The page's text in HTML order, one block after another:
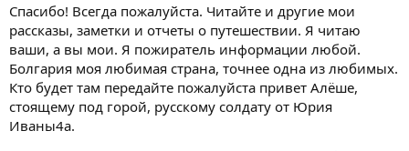
Спасибо! Всегда пожалуйста. Читайте и другие мои
рассказы, заметки и отчеты о путешествии. Я читаю
ваши, а вы мои. Я пожиратель информации любой.
Болгария моя любимая страна, точнее одна из любимых.
Кто будет там передайте пожалуйста привет Алёше,
стоящему под горой, русскому солдату от Юрия
Иваны4а.